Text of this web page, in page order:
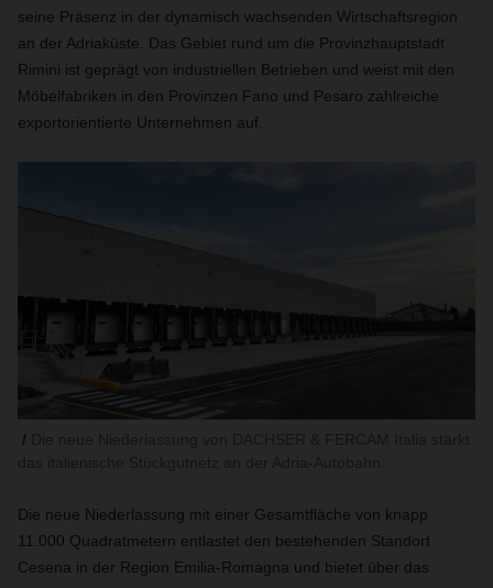
seine Präsenz in der dynamisch wachsenden Wirtschaftsregion
an der Adriaküste. Das Gebiet rund um die Provinzhauptstadt
Rimini ist geprägt von industriellen Betrieben und weist mit den
Möbelfabriken in den Provinzen Fano und Pesaro zahlreiche
exportorientierte Unternehmen auf.
Die neue Niederlassung mit einer Gesamtfläche von knapp
11.000 Quadratmetern entlastet den bestehenden Standort
Cesena in der Region Emilia-Romagna und bietet über das